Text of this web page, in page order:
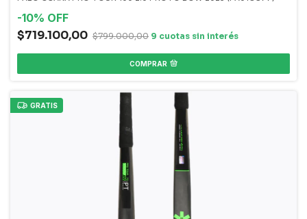
-10% OFF
$719.100,00 $799.000,00
COMPRAR
GRATIS